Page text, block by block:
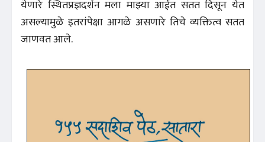
येणारे स्थितप्रज्ञदर्शन मला माझ्या आईत सतत दिसून येत
असल्यामुळे इतरांपेक्षा आगळे असणारे तिचे व्यक्तित्व सतत
जाणवत आले.